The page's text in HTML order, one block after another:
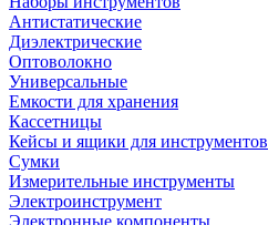
Антистатические
Диэлектрические
Оптоволокно
Универсальные
Емкости для хранения
Кассетницы
Кейсы и ящики для инструментов
Сумки
Измерительные инструменты
Электроинструмент
Электронные компоненты